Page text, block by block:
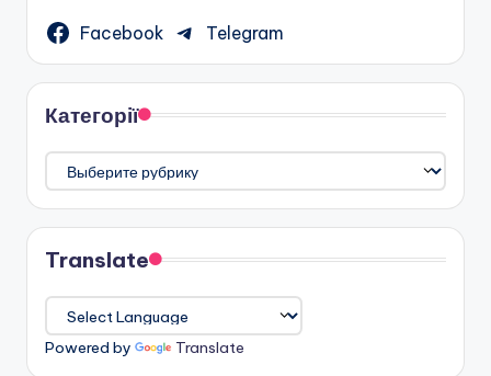
Facebook Telegram
Категорії
Категорії
Translate
Powered by Translate